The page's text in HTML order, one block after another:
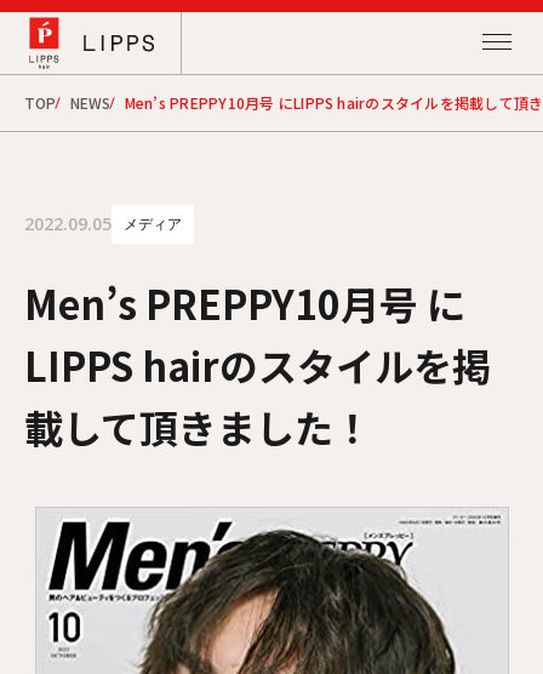
TOP NEWS Men’s PREPPY10月号 にLIPPS hairのスタイルを掲載して頂
2022.09.05 メディア
Men’s PREPPY10月号 に
LIPPS hairのスタイルを掲
載して頂きました！